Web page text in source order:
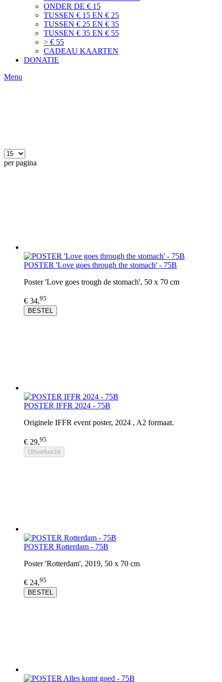
ONDER DE € 15
TUSSEN € 15 EN € 25
TUSSEN € 25 EN € 35
TUSSEN € 35 EN € 55
> € 55
CADEAU KAARTEN
DONATIE
Menu
per pagina
POSTER 'Love goes through the stomach' - 75B
Poster 'Love goes trough de stomach', 50 x 70 cm
€ 34,95
BESTEL
POSTER IFFR 2024 - 75B
Originele IFFR event poster, 2024 , A2 formaat.
€ 29,95
Uitverkocht
POSTER Rotterdam - 75B
Poster 'Rotterdam', 2019, 50 x 70 cm
€ 24,95
BESTEL